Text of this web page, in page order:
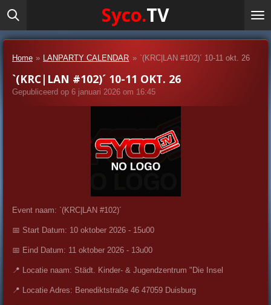
Ga
direct
naar
hoofdinhoud
Syco.TV
Home » LANPARTY CALENDAR » `(KRC|LAN #102)´ 10-11 okt. 26
`(KRC|LAN #102)´ 10-11 OKT. 26
Gepubliceerd op 6 januari 2026 om 16:45
Event naam: `(KRC|LAN #102)´
📅 Start Datum: 10 oktober 2026 - 15u00
📅 Eind Datum: 11 oktober 2026 - 13u00
📍 Locatie naam: Städt. Kinder- & Jugendzentrum "Die Insel
📍 Locatie Adres: Benediktstraße 46 47059 Duisburg